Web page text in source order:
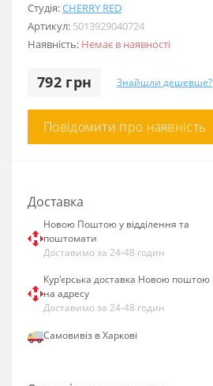
Студія:CHERRY RED
Артикул: 5013929040724
Наявність: Немає в наявності
792 грн Знайшли дешевше?
Повідомити про наявність
Доставка
Новою Поштою у відділення та
поштомати
Доставимо за 24-48 годин
Кур'єрська доставка Новою поштою
на адресу
Доставимо за 24-48 годин
Самовивіз в Харкові